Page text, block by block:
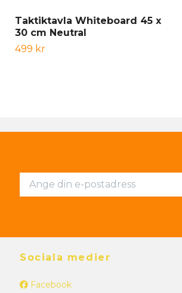
Taktiktavla Whiteboard 45 x
30 cm Neutral
499 kr
Sociala medier
Facebook